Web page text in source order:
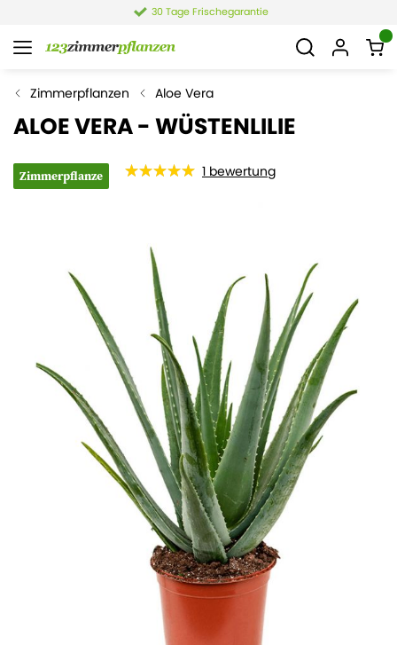
30 Tage Frischegarantie
Zimmerpflanzen Aloe Vera
ALOE VERA - WÜSTENLILIE
Zimmerpflanze 1 bewertung